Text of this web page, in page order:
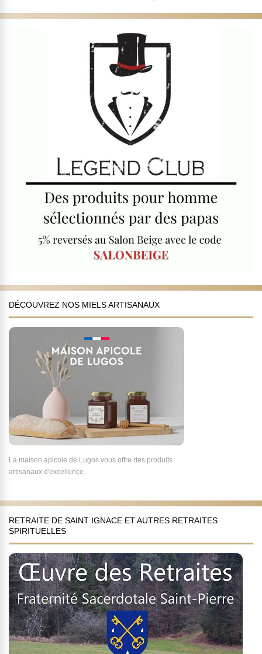
DÉCOUVREZ NOS MIELS ARTISANAUX
La maison apicole de Lugos vous offre des produits
artisanaux d'excellence.
RETRAITE DE SAINT IGNACE ET AUTRES RETRAITES
SPIRITUELLES